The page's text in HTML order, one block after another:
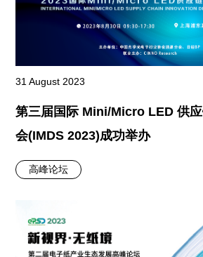
31 August 2023
第三届国际 Mini/Micro LED 供
会(IMDS 2023)成功举办
高峰论坛